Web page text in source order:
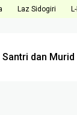
Laz Sidogiri
Santri dan Murid
Tingkatkan